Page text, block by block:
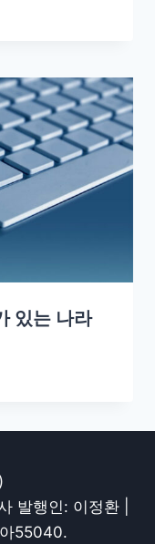
있는 나라
)
발행인: 이정환 |
55040.